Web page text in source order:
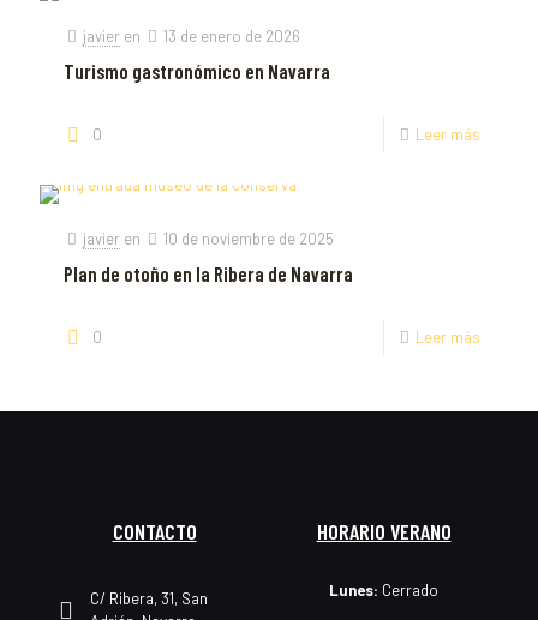
javier en 13 de enero de 2026
Turismo gastronómico en Navarra
0 Leer más
javier en 10 de noviembre de 2025
Plan de otoño en la Ribera de Navarra
0 Leer más
CONTACTO
C/ Ribera, 31, San
HORARIO VERANO
Lunes: Cerrado